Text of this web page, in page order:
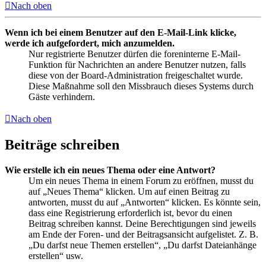
Nach oben
Wenn ich bei einem Benutzer auf den E-Mail-Link klicke,
werde ich aufgefordert, mich anzumelden.
Nur registrierte Benutzer dürfen die foreninterne E-Mail-
Funktion für Nachrichten an andere Benutzer nutzen, falls
diese von der Board-Administration freigeschaltet wurde.
Diese Maßnahme soll den Missbrauch dieses Systems durch
Gäste verhindern.
Nach oben
Beiträge schreiben
Wie erstelle ich ein neues Thema oder eine Antwort?
Um ein neues Thema in einem Forum zu eröffnen, musst du
auf „Neues Thema“ klicken. Um auf einen Beitrag zu
antworten, musst du auf „Antworten“ klicken. Es könnte sein,
dass eine Registrierung erforderlich ist, bevor du einen
Beitrag schreiben kannst. Deine Berechtigungen sind jeweils
am Ende der Foren- und der Beitragsansicht aufgelistet. Z. B.
„Du darfst neue Themen erstellen“, „Du darfst Dateianhänge
erstellen“ usw.